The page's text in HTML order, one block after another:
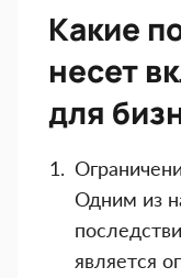
Какие
несет
для
Одним из
является